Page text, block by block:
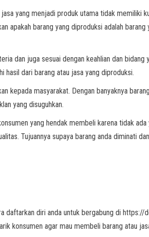
yang menjadi produk utama tidak memiliki
apakah barang yang diproduksi adalah barang
dan juga sesuai dengan keahlian dan bidang
hasil dari barang atau jasa yang diproduksi.
kepada masyarakat. Dengan banyaknya
yang disuguhkan.
yang hendak membeli karena tidak ada
Tujuannya supaya barang anda diminati
daftarkan diri anda untuk bergabung di https://
konsumen agar mau membeli barang atau